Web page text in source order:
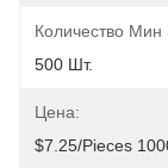
Количество Мин
500 Шт.
Цена:
$7.25/pieces